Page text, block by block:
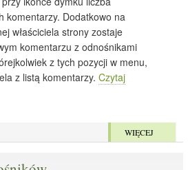
komentarzy. Dodatkowo na
właściciela strony zostaje
komentarzu z odnośnikami
z tych pozycji w menu,
z listą komentarzy.Czytaj
WIĘCEJ